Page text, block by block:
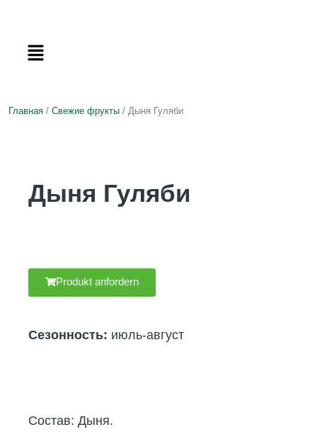
Главная / Свежие фрукты / Дыня Гуляби
Дыня Гуляби
Produkt anfordern
Сезонность: июль-август
Состав: Дыня.